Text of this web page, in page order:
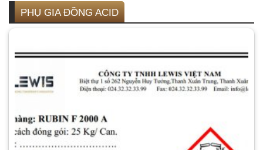
PHỤ GIA ĐỒNG ACID